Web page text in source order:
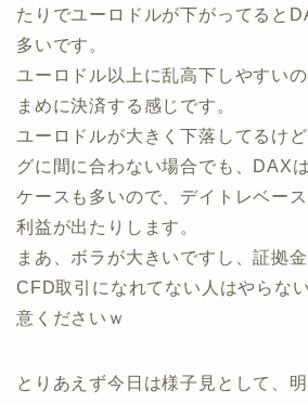
たりでユーロドルが下がってると
多いです。
ユーロドル以上に乱高下しやすい
まめに決済する感じです。
ユーロドルが大きく下落してるけ
グに間に合わない場合でも、DAX
ケースも多いので、デイトレベー
利益が出たりします。
まあ、ボラが大きいですし、証拠
CFD取引になれてない人はやらな
意くださいｗ
とりあえず今日は様子見として、